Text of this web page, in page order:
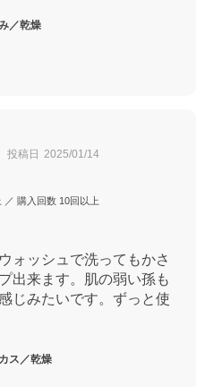
／乾燥
投稿日 2025/01/14
／ 購入回数 10回以上
ォッシュで洗ってもかさ
出来ます。肌の弱い孫も
じみたいです。ずっと使
ス／乾燥